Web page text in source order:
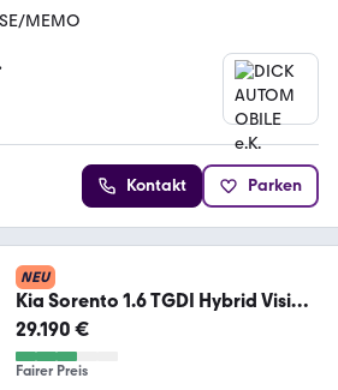
MEMO
Kontakt Parken
NEU
Kia Sorento 1.6 TGDI Hybrid Vision
2WD Aut.*NAV*ACC*
29.190 €
Fairer Preis